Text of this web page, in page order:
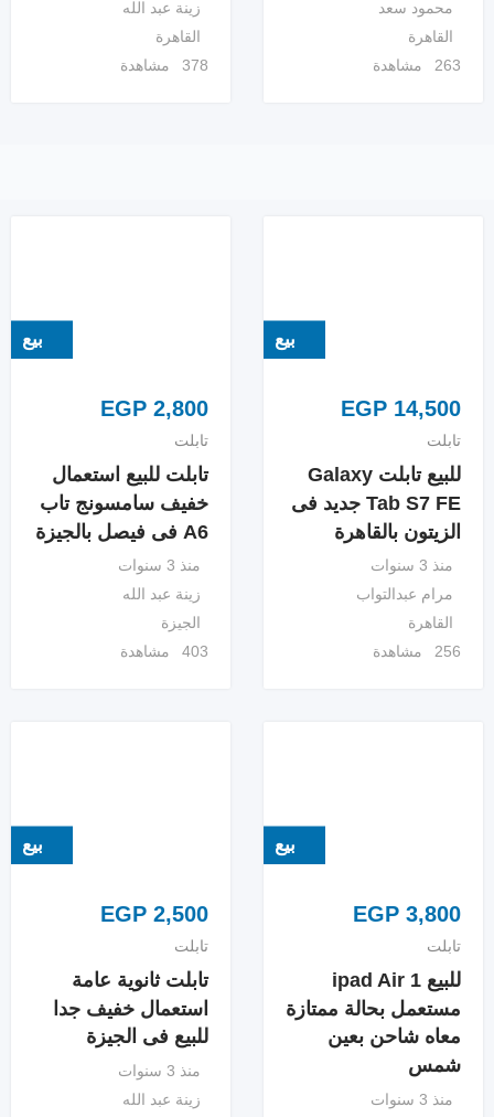
محمود سعد
القاهرة
263 مشاهدة
زينة عبد الله
القاهرة
378 مشاهدة
بيع
EGP 14,500
تابلت
للبيع تابلت Galaxy
Tab S7 FE جديد فى
الزيتون بالقاهرة
منذ 3 سنوات
مرام عبدالتواب
القاهرة
256 مشاهدة
بيع
EGP 2,800
تابلت
تابلت للبيع استعمال
خفيف سامسونج تاب
A6 فى فيصل بالجيزة
منذ 3 سنوات
زينة عبد الله
الجيزة
403 مشاهدة
بيع
EGP 3,800
تابلت
للبيع ipad Air 1
مستعمل بحالة ممتازة
معاه شاحن بعين
شمس
منذ 3 سنوات
بيع
EGP 2,500
تابلت
تابلت ثانوية عامة
استعمال خفيف جدا
للبيع فى الجيزة
منذ 3 سنوات
زينة عبد الله